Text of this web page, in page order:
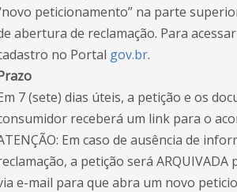
peticionamento” na parte
abertura de reclamação. Para
no Portal gov.br.
7 (sete) dias úteis, a petição e os
receberá um link para o
Em caso de ausência de
a petição será
e-mail para que abra um novo